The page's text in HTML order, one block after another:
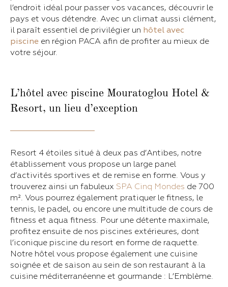
l’endroit idéal pour passer vos vacances, découvrir le
pays et vous détendre. Avec un climat aussi clément,
il paraît essentiel de privilégier un hôtel avec
piscine en région PACA afin de profiter au mieux de
votre séjour.
L’hôtel avec piscine Mouratoglou Hotel &
Resort, un lieu d’exception
Resort 4 étoiles situé à deux pas d’Antibes, notre
établissement vous propose un large panel
d’activités sportives et de remise en forme. Vous y
trouverez ainsi un fabuleux SPA Cinq Mondes de 700
m². Vous pourrez également pratiquer le fitness, le
tennis, le padel, ou encore une multitude de cours de
fitness et aqua fitness. Pour une détente maximale,
profitez ensuite de nos piscines extérieures, dont
l’iconique piscine du resort en forme de raquette.
Notre hôtel vous propose également une cuisine
soignée et de saison au sein de son restaurant à la
cuisine méditerranéenne et gourmande : L’Emblème.